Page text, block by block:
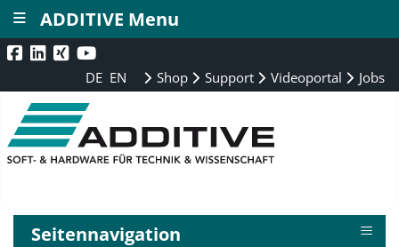
DE EN Shop Support Videoportal Jobs
Seitennavigation ≡
ADDITIVE Menu
≡